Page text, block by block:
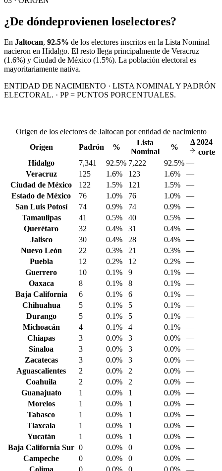
¿De dóndeprovienen loselectores?
En Jaltocan, 92.5% de los electores inscritos en la Lista Nominal
nacieron en Hidalgo. El resto llega principalmente de Veracruz
(1.6%) y Ciudad de México (1.5%). La población electoral es
mayoritariamente nativa.
ENTIDAD DE NACIMIENTO · LISTA NOMINAL Y PADRÓN
ELECTORAL. · PP = PUNTOS PORCENTUALES.
Origen de los electores de Jaltocan por entidad de nacimiento
Origen
Padrón %
Lista
Nominal
%
Δ2024
corte
Hidalgo
7,341 92.5% 7,222 92.5% —
Veracruz
125 1.6% 123 1.6%
—
Ciudad de México
122 1.5% 121 1.5%
—
Estado de México
76 1.0% 76 1.0%
—
San Luis Potosí
74 0.9% 74 0.9%
—
Tamaulipas
41 0.5% 40 0.5%
—
Querétaro
32 0.4% 31 0.4%
—
Jalisco
30 0.4% 28 0.4%
—
Nuevo León
22 0.3% 21 0.3%
—
Puebla
12 0.2% 12 0.2%
—
Guerrero
10 0.1% 9 0.1%
—
Oaxaca
8 0.1% 8 0.1%
—
Baja California
6 0.1% 6 0.1%
—
Chihuahua
5 0.1% 5 0.1%
—
Durango
5 0.1% 5 0.1%
—
Michoacán
4 0.1% 4 0.1%
—
Chiapas
3 0.0% 3 0.0%
—
Sinaloa
3 0.0% 3 0.0%
—
Zacatecas
3 0.0% 3 0.0%
—
Aguascalientes
2 0.0% 2 0.0%
—
Coahuila
2 0.0% 2 0.0%
—
Guanajuato
1 0.0% 1 0.0%
—
Morelos
1 0.0% 1 0.0%
—
Tabasco
1 0.0% 1 0.0%
—
Tlaxcala
1 0.0% 1 0.0%
—
Yucatán
1 0.0% 1 0.0%
—
Baja California Sur 0 0.0% 0 0.0%
—
Campeche
0 0.0% 0 0.0%
—